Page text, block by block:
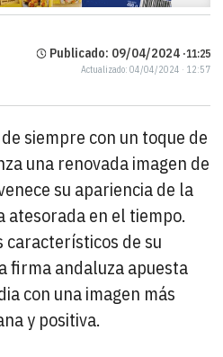
Publicado: 09/04/2024 ·11:25
Actualizado: 04/04/2024 · 12:57
siempre con un toque de
una renovada imagen de
su apariencia de la
atesorada en el tiempo.
característicos de su
firma andaluza apuesta
con una imagen más
y positiva.